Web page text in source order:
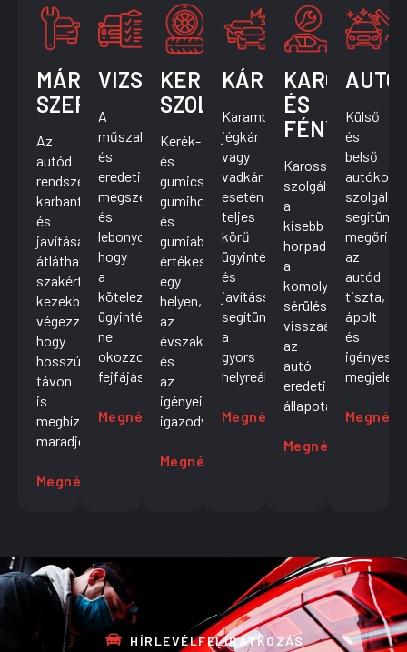
MÁRKAFÜGGETLEN
SZERVIZ
Az
autód
rendszeres
karbantartását
és
javítását
átláthatóan,
szakértő
kezekben
végezzük,
hogy
hosszú
távon
is
megbízható
maradjon.
Megnézem
VIZSGÁZTATÁS
A
műszaki
és
eredetiségvizsgát
megszervezzük
és
lebonyolítjuk,
hogy
a
kötelező
ügyintézés
ne
okozzon
fejfájást.
Megnézem
KERÉK
SZOLGÁLTATÁSOK
Kerék-
és
gumicsere,
gumihotel
és
gumiabroncs
értékesítés
egy
helyen,
az
évszakhoz
és
az
igényeidhez
igazodva.
Megnézem
KÁRRENDEZÉS
Karambol,
jégkár
vagy
vadkár
esetén
teljes
körű
ügyintézéssel
és
javítással
segítünk
a
gyors
helyreállításban.
Megnézem
ÉS
FÉNYEZŐ
Karosszériajavítási
szolgáltatásainkkal
a
kisebb
horpadásoktól
a
komolyabb
sérülésekig
visszaállítjuk
az
autó
eredeti
állapotát.
Megnézem
Külső
és
belső
segítünk
megőrizni
az
autód
tiszta,
ápolt
és
igényes
HÍRLEVÉLFELIRATKOZÁS